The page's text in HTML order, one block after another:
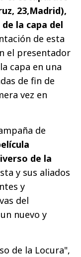
23,Madrid),
la capa del
de esta
el presentador
capa en una
de fin de
vez en
de
de la
y sus aliados
y
del
nuevo y
de la Locura",